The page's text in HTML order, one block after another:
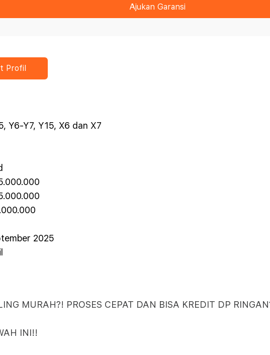
Ajukan Garansi
Profil
Y6-Y7, Y15, X6 dan X7
2025
MURAH?! PROSES CEPAT DAN BISA KREDIT DP
INI!!